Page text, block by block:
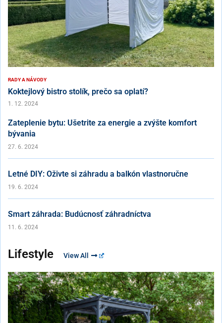
RADY A NÁVODY
Koktejlový bistro stolík, prečo sa oplatí?
1. 12. 2024
Zateplenie bytu: Ušetrite za energie a zvýšte komfort
bývania
27. 6. 2024
Letné DIY: Oživte si záhradu a balkón vlastnoručne
19. 6. 2024
Smart záhrada: Budúcnosť záhradníctva
11. 6. 2024
Lifestyle View All